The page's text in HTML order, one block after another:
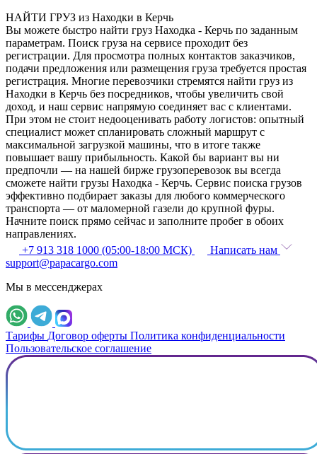
НАЙТИ ГРУЗ из Находки в Керчь
Вы можете быстро найти груз Находка - Керчь по заданным
параметрам. Поиск груза на сервисе проходит без
регистрации. Для просмотра полных контактов заказчиков,
подачи предложения или размещения груза требуется простая
регистрация. Многие перевозчики стремятся найти груз из
Находки в Керчь без посредников, чтобы увеличить свой
доход, и наш сервис напрямую соединяет вас с клиентами.
При этом не стоит недооценивать работу логистов: опытный
специалист может спланировать сложный маршрут с
максимальной загрузкой машины, что в итоге также
повышает вашу прибыльность. Какой бы вариант вы ни
предпочли — на нашей бирже грузоперевозок вы всегда
сможете найти грузы Находка - Керчь. Сервис поиска грузов
эффективно подбирает заказы для любого коммерческого
транспорта — от маломерной газели до крупной фуры.
Начните поиск прямо сейчас и заполните пробег в обоих
направлениях.
+7 913 318 1000 (05:00-18:00 МСК)
Написать нам
support@papacargo.com
Мы в мессенджерах
Тарифы Договор оферты Политика конфиденциальности
Пользовательское соглашение